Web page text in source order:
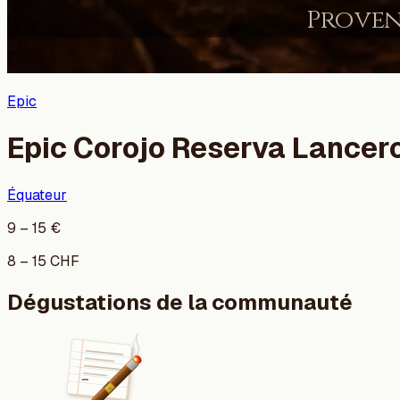
Epic
Epic Corojo Reserva
Équateur
9 – 15 €
8 – 15 CHF
Dégustations de la communauté